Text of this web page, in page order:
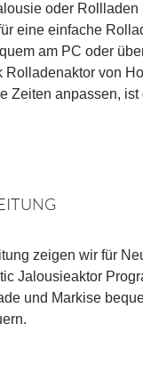
oder Rollladen
eine einfache
am PC oder
Rolladenaktor von
Zeiten anpassen, ist
zeigen wir für
Jalousieaktor
und Markise